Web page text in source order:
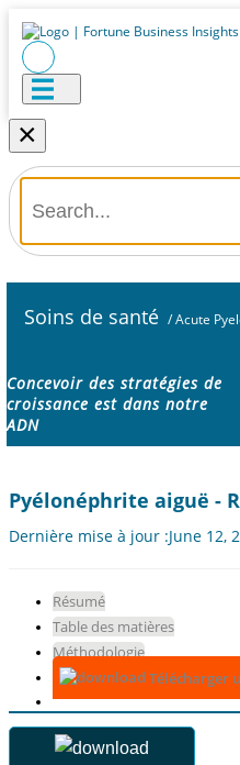
×
Soins de santé / Acute
Concevoir des stratégies de
croissance est dans notre
ADN
Pyélonéphrite aiguë -
Dernière mise à jour :June 12,
Résumé
Table des matières
Méthodologie
Télécharger